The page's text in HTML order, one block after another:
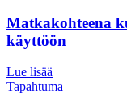
Matkakohteena
käyttöön
Lue lisää
Tapahtuma